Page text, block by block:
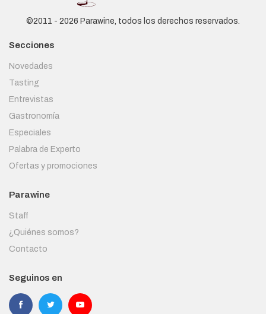
©2011 - 2026 Parawine, todos los derechos reservados.
Secciones
Novedades
Tasting
Entrevistas
Gastronomía
Especiales
Palabra de Experto
Ofertas y promociones
Parawine
Staff
¿Quiénes somos?
Contacto
Seguinos en